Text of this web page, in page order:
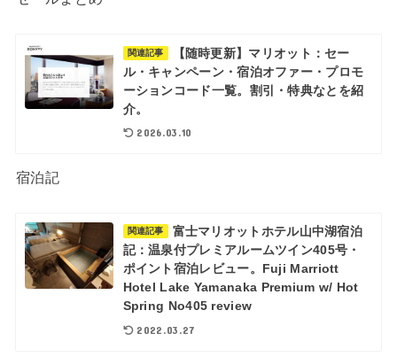
関連記事
【随時更新】マリオット：セー
ル・キャンペーン・宿泊オファー・プロモ
ーションコード一覧。割引・特典なとを紹
介。
2026.03.10
宿泊記
関連記事
富士マリオットホテル山中湖宿泊
記：温泉付プレミアルームツイン405号・
ポイント宿泊レビュー。Fuji Marriott
Hotel Lake Yamanaka Premium w/ Hot
Spring No405 review
2022.03.27